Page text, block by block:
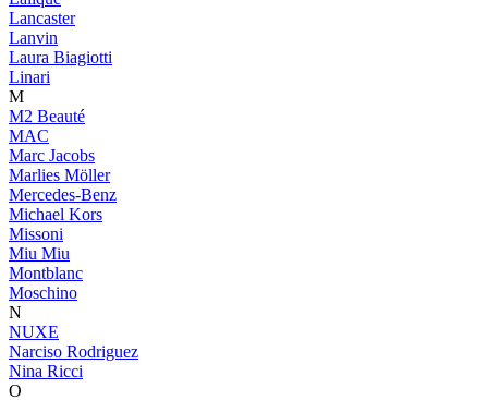
Lancaster
Lanvin
Laura Biagiotti
Linari
M
M2 Beauté
MAC
Marc Jacobs
Marlies Möller
Mercedes-Benz
Michael Kors
Missoni
Miu Miu
Montblanc
Moschino
N
NUXE
Narciso Rodriguez
Nina Ricci
O